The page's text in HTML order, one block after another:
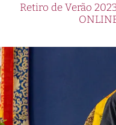
Retiro de Verão